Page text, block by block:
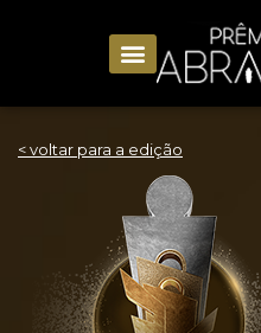
< voltar para a edição